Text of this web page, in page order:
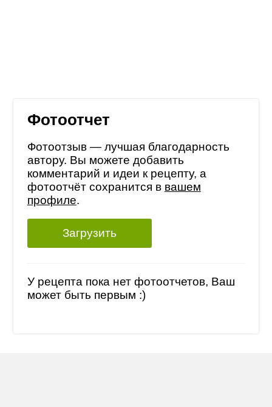
Фотоотчет
Фотоотзыв — лучшая благодарность
автору. Вы можете добавить
комментарий и идеи к рецепту, а
фотоотчёт сохранится в вашем
профиле.
Загрузить
У рецепта пока нет фотоотчетов, Ваш
может быть первым :)